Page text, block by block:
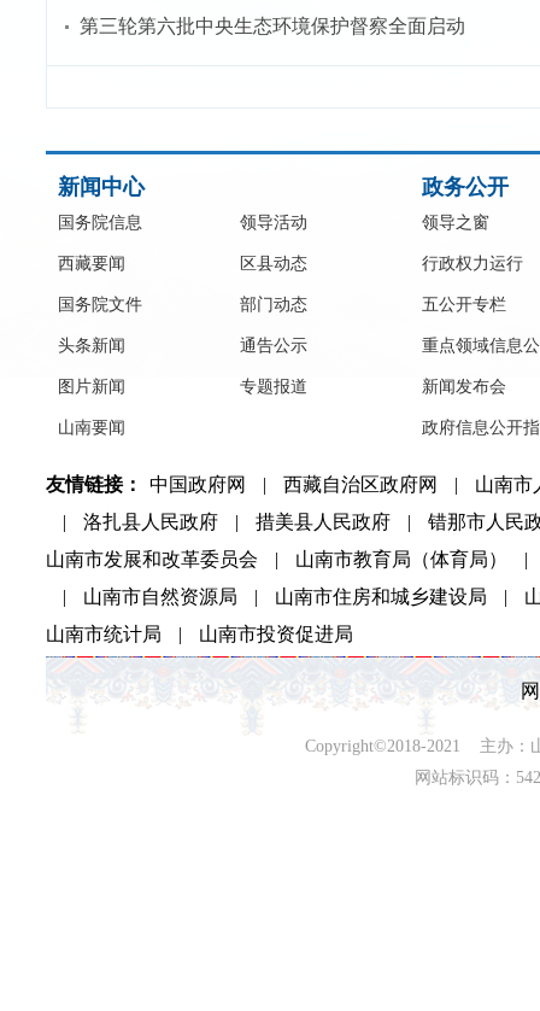
第三轮第六批中央生态环境保护督察全面启动
新闻中心
国务院信息
西藏要闻
国务院文件
头条新闻
图片新闻
山南要闻
领导活动
区县动态
部门动态
通告公示
专题报道
政务公开
领导之窗
行政权力运行
五公开专栏
重点领域信息
新闻发布会
政府信息公开
友情链接： 中国政府网 | 西藏自治区政府网 |
山南市
|
洛扎县人民政府 | 措美县人民政府 |
错那市人民
山南市发展和改革委员会
| 山南市教育局（体育局）
|
|
山南市自然资源局 | 山南市住房和城乡建设局 |
山南市统计局
| 山南市投资促进局
Copyright©2018-2021 主办：
网站标识码：